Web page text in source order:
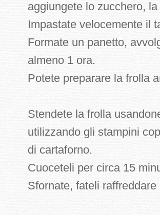
aggiungete lo zucchero,
Impastate velocemente il
Formate un panetto,
almeno 1 ora.
Potete preparare la frolla
Stendete la frolla
utilizzando gli stampini
di cartaforno.
Cuoceteli per circa 15
Sfornate, fateli